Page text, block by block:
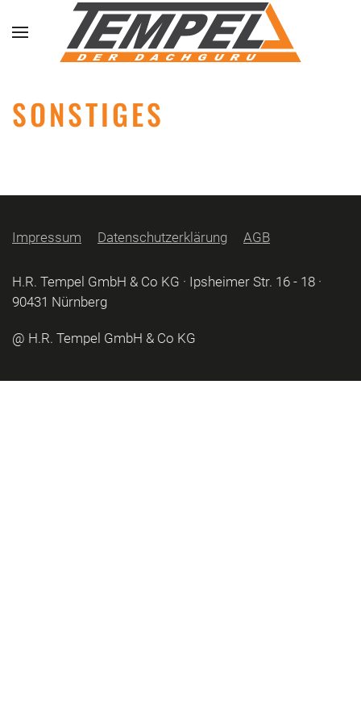
Skip to main content
SONSTIGES
Impressum Datenschutzerklärung AGB
H.R. Tempel GmbH & Co KG · Ipsheimer Str. 16 - 18 ·
90431 Nürnberg
@ H.R. Tempel GmbH & Co KG